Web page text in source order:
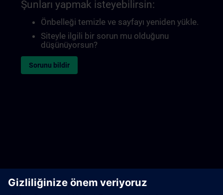
Şunları yapmak isteyebilirsin:
Önbelleği temizle ve sayfayı yeniden yükle.
Siteyle ilgili bir sorun mu olduğunu
düşünüyorsun?
Sorunu bildir